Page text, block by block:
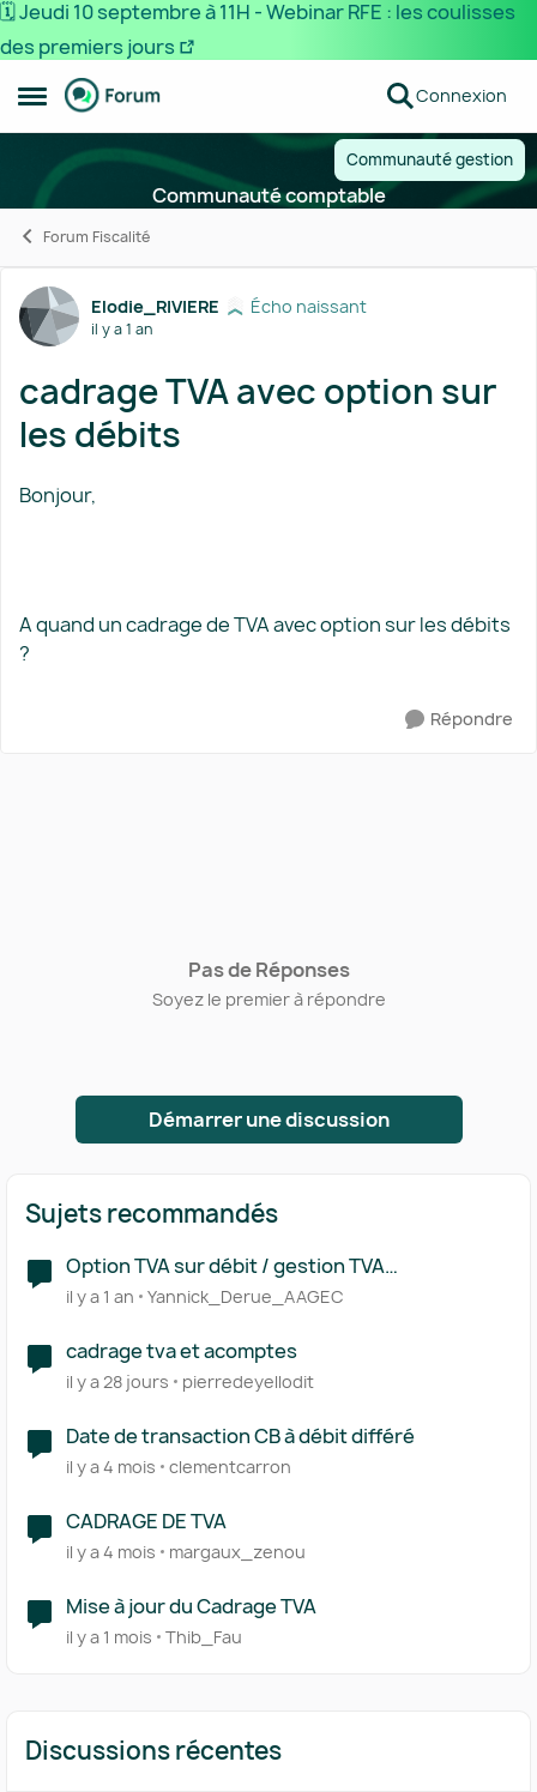
🗓️ Jeudi 10 septembre à 11H - Webinar RFE : les coulisses
des premiers jours
Ouvrir Menu Latéral
Passer au contenu Connexion
Communauté gestion
Communauté comptable
Forum Fiscalité
Forum Discussion
Elodie_RIVIERE Écho naissant
il y a 1 an
cadrage TVA avec option sur
les débits
Bonjour,
A quand un cadrage de TVA avec option sur les débits
?
Répondre
Pas de Réponses
Soyez le premier à répondre
Démarrer une discussion
Sujets recommandés
Option TVA sur débit / gestion TVA
encaissement
il y a 1 an Yannick_Derue_AAGEC
cadrage tva et acomptes
il y a 28 jours pierredeyellodit
Date de transaction CB à débit différé
il y a 4 mois clementcarron
CADRAGE DE TVA
il y a 4 mois margaux_zenou
Mise à jour du Cadrage TVA
il y a 1 mois Thib_Fau
Discussions récentes